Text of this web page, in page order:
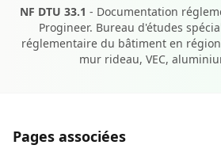
NF DTU 33.1 - Documentation
Progineer. Bureau d'études
réglementaire du bâtiment en région
mur rideau, VEC,
Pages associées